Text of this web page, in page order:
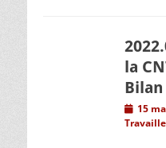
la
Posted
on
15